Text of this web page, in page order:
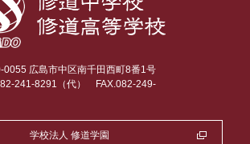
0055 広島市中区南千田西町8番1号
241-8291（代）
FAX.082-249-
学校法人 修道学園